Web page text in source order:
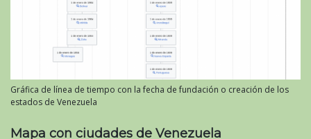
Gráfica de línea de tiempo con la fecha de fundación o creación de los
estados de Venezuela
Mapa con ciudades de Venezuela